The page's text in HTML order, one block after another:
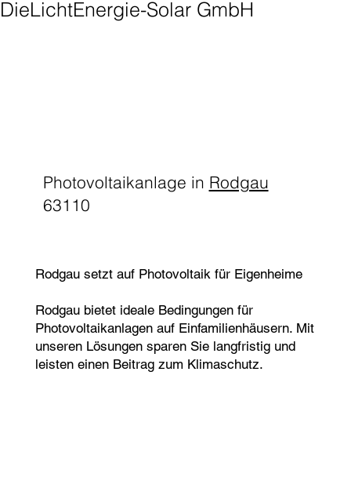
Photovoltaikanlage in Rodgau
63110
Rodgau setzt auf Photovoltaik für Eigenheime
Rodgau bietet ideale Bedingungen für
Photovoltaikanlagen auf Einfamilienhäusern. Mit
unseren Lösungen sparen Sie langfristig und
leisten einen Beitrag zum Klimaschutz.
DieLichtEnergie-Solar GmbH